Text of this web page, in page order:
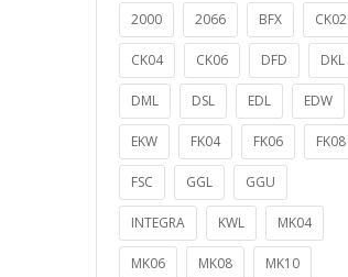
2000 2066 BFX CK02
CK04 CK06 DFD DKL
DML DSL EDL EDW
EKW FK04 FK06 FK08
FSC GGL GGU
INTEGRA KWL MK04
MK06 MK08 MK10